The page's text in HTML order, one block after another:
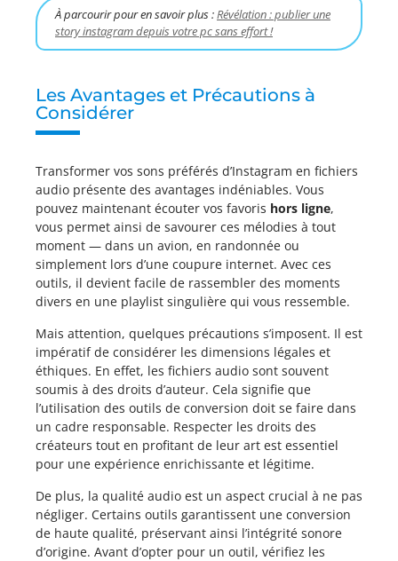
À parcourir pour en savoir plus :Révélation : publier une
story instagram depuis votre pc sans effort !
Les Avantages et Précautions à
Considérer
Transformer vos sons préférés d’Instagram en fichiers
audio présente des avantages indéniables. Vous
pouvez maintenant écouter vos favoris hors ligne,
vous permet ainsi de savourer ces mélodies à tout
moment — dans un avion, en randonnée ou
simplement lors d’une coupure internet. Avec ces
outils, il devient facile de rassembler des moments
divers en une playlist singulière qui vous ressemble.
Mais attention, quelques précautions s’imposent. Il est
impératif de considérer les dimensions légales et
éthiques. En effet, les fichiers audio sont souvent
soumis à des droits d’auteur. Cela signifie que
l’utilisation des outils de conversion doit se faire dans
un cadre responsable. Respecter les droits des
créateurs tout en profitant de leur art est essentiel
pour une expérience enrichissante et légitime.
De plus, la qualité audio est un aspect crucial à ne pas
négliger. Certains outils garantissent une conversion
de haute qualité, préservant ainsi l’intégrité sonore
d’origine. Avant d’opter pour un outil, vérifiez les